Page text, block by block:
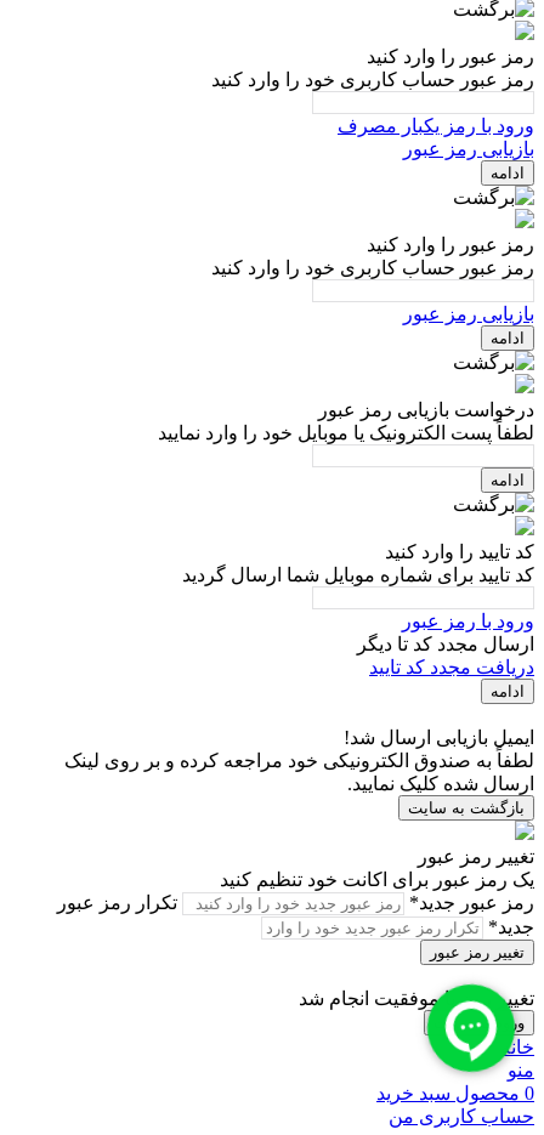
رمز عبور را وارد کنید
رمز عبور حساب کاربری خود را وارد کنید
ورود با رمز یکبار مصرف
بازیابی رمز عبور
ادامه
رمز عبور را وارد کنید
رمز عبور حساب کاربری خود را وارد کنید
بازیابی رمز عبور
ادامه
درخواست بازیابی رمز عبور
لطفاً پست الکترونیک یا موبایل خود را وارد نمایید
ادامه
کد تایید را وارد کنید
کد تایید برای شماره موبایل شما ارسال گردید
ورود با رمز عبور
ارسال مجدد کد تا دیگر
دریافت مجدد کد تایید
ادامه
ایمیل بازیابی ارسال شد!
لطفاً به صندوق الکترونیکی خود مراجعه کرده و بر روی لینک
ارسال شده کلیک نمایید.
بازگشت به سایت
تغییر رمز عبور
یک رمز عبور برای اکانت خود تنظیم کنید
رمز عبور جدید*
تکرار رمز عبور
جدید*
تغییر رمز عبور
تغییر رمز با موفقیت انجام شد
ورود به سایت
خانه
منو
0 محصول سبد خرید
حساب کاربری من